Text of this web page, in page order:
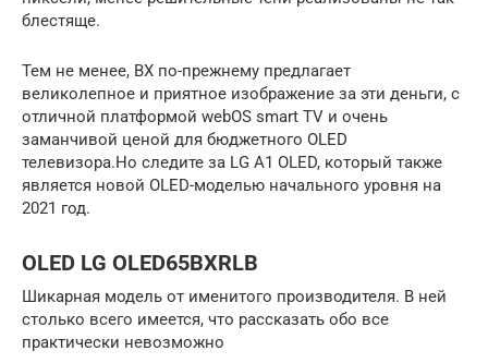
блестяще.
Тем не менее, BX по-прежнему предлагает
великолепное и приятное изображение за эти деньги, с
отличной платформой webOS smart TV и очень
заманчивой ценой для бюджетного OLED
телевизора.Но следите за LG A1 OLED, который также
является новой OLED-моделью начального уровня на
2021 год.
OLED LG OLED65BXRLB
Шикарная модель от именитого производителя. В ней
столько всего имеется, что рассказать обо все
практически невозможно